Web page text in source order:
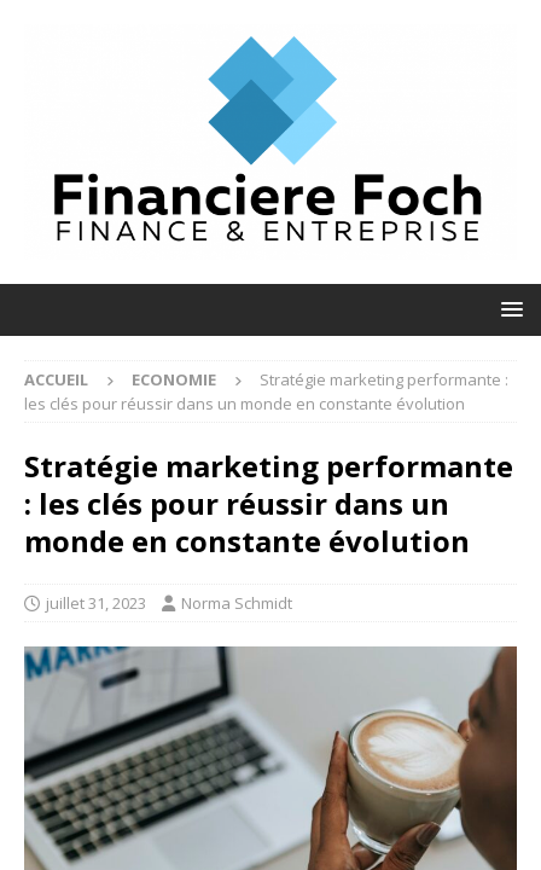
ACCUEIL ECONOMIE
Stratégie marketing performante :
les clés pour réussir dans un monde en constante évolution
Stratégie marketing performante
: les clés pour réussir dans un
monde en constante évolution
juillet 31, 2023 Norma Schmidt